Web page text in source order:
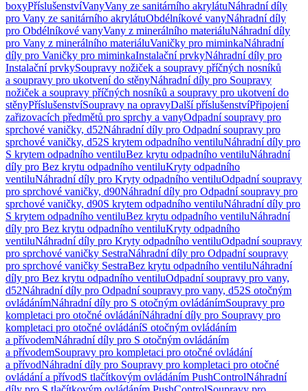
boxyPříslušenstvíVanyVany ze sanitárního akrylátuNáhradní díly
pro Vany ze sanitárního akrylátuObdélníkové vanyNáhradní díly
pro Obdélníkové vanyVany z minerálního materiáluNáhradní díly
pro Vany z minerálního materiáluVaničky pro miminkaNáhradní
díly pro Vaničky pro miminkaInstalační prvkyNáhradní díly pro
Instalační prvkySoupravy nožiček a soupravy příčných nosníků
a soupravy pro ukotvení do stěnyNáhradní díly pro Soupravy
nožiček a soupravy příčných nosníků a soupravy pro ukotvení do
stěnyPříslušenstvíSoupravy na opravyDalší příslušenstvíPřipojení
zařizovacích předmětů pro sprchy a vanyOdpadní soupravy pro
sprchové vaničky, d52Náhradní díly pro Odpadní soupravy pro
sprchové vaničky, d52S krytem odpadního ventiluNáhradní díly pro
S krytem odpadního ventiluBez krytu odpadního ventiluNáhradní
díly pro Bez krytu odpadního ventiluKryty odpadního
ventiluNáhradní díly pro Kryty odpadního ventiluOdpadní soupravy
pro sprchové vaničky, d90Náhradní díly pro Odpadní soupravy pro
sprchové vaničky, d90S krytem odpadního ventiluNáhradní díly pro
S krytem odpadního ventiluBez krytu odpadního ventiluNáhradní
díly pro Bez krytu odpadního ventiluKryty odpadního
ventiluNáhradní díly pro Kryty odpadního ventiluOdpadní soupravy
pro sprchové vaničky SestraNáhradní díly pro Odpadní soupravy
pro sprchové vaničky SestraBez krytu odpadního ventiluNáhradní
díly pro Bez krytu odpadního ventiluOdpadní soupravy pro vany,
d52Náhradní díly pro Odpadní soupravy pro vany, d52S otočným
ovládánímNáhradní díly pro S otočným ovládánímSoupravy pro
kompletaci pro otočné ovládáníNáhradní díly pro Soupravy pro
kompletaci pro otočné ovládáníS otočným ovládáním
a přívodemNáhradní díly pro S otočným ovládáním
a přívodemSoupravy pro kompletaci pro otočné ovládání
a přívodNáhradní díly pro Soupravy pro kompletaci pro otočné
ovládání a přívodS tlačítkovým ovládáním PushControlNáhradní